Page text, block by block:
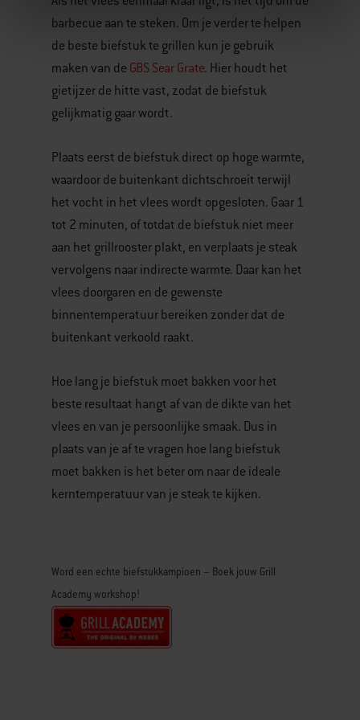
barbecue aan te steken. Om je verder te helpen
de beste biefstuk te grillen kun je gebruik
maken van de GBS Sear Grate. Hier houdt het
gietijzer de hitte vast, zodat de biefstuk
gelijkmatig gaar wordt.
Plaats eerst de biefstuk direct op hoge warmte,
waardoor de buitenkant dichtschroeit terwijl
het vocht in het vlees wordt opgesloten. Gaar 1
tot 2 minuten, of totdat de biefstuk niet meer
aan het grillrooster plakt, en verplaats je steak
vervolgens naar indirecte warmte. Daar kan het
vlees doorgaren en de gewenste
binnentemperatuur bereiken zonder dat de
buitenkant verkoold raakt.
Hoe lang je biefstuk moet bakken voor het
beste resultaat hangt af van de dikte van het
vlees en van je persoonlijke smaak. Dus in
plaats van je af te vragen hoe lang biefstuk
moet bakken is het beter om naar de ideale
kerntemperatuur van je steak te kijken.
Word een echte biefstukkampioen – Boek jouw Grill
Academy workshop!